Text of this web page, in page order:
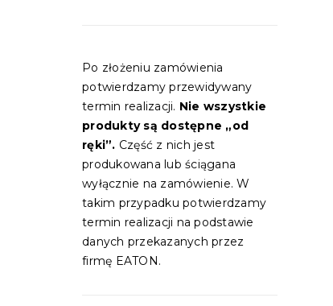
Po złożeniu zamówienia
potwierdzamy przewidywany
termin realizacji. Nie wszystkie
produkty są dostępne „od
ręki”. Część z nich jest
produkowana lub ściągana
wyłącznie na zamówienie. W
takim przypadku potwierdzamy
termin realizacji na podstawie
danych przekazanych przez
firmę EATON.